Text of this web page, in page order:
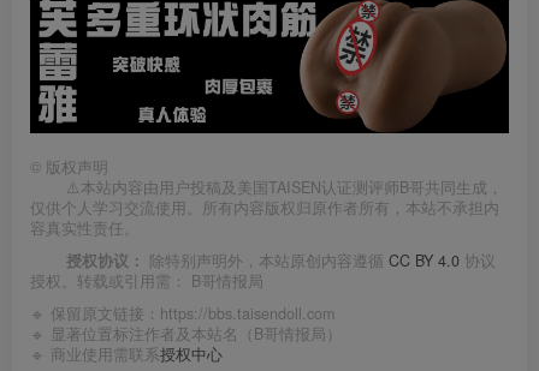
© 版权声明
⚠️本站内容由用户投稿及美国TAISEN认证测评师B哥共同生成，
仅供个人学习交流使用。所有内容版权归原作者所有，本站不承担内
容真实性责任。
授权协议： 除特别声明外，本站原创内容遵循 CC BY 4.0 协议
授权。转载或引用需： B哥情报局
🔹 保留原文链接： https://bbs.taisendoll.com
🔹 显著位置标注作者及本站名（B哥情报局）
🔹 商业使用需联系授权中心